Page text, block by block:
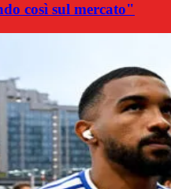
così sul mercato"